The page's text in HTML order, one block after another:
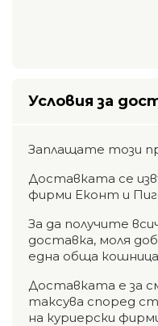
Условия за
Заплащате този
Доставката се
фирми Еконт и
За да получите
доставка, моля
една обща
Доставката е за
таксува според
на куриерски